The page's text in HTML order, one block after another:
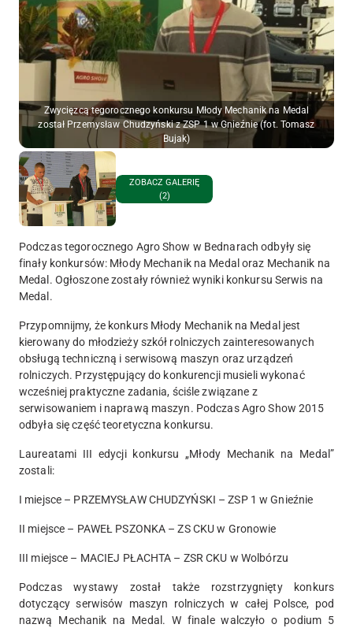
Zwycięzcą tegorocznego konkursu Młody Mechanik na Medal
został Przemysław Chudzyński z ZSP 1 w Gnieźnie (fot. Tomasz
Bujak)
ZOBACZ GALERIĘ
(2)
Podczas tegorocznego Agro Show w Bednarach odbyły się
finały konkursów: Młody Mechanik na Medal oraz Mechanik na
Medal. Ogłoszone zostały również wyniki konkursu Serwis na
Medal.
Przypomnijmy, że konkurs Młody Mechanik na Medal jest
kierowany do młodzieży szkół rolniczych zainteresowanych
obsługą techniczną i serwisową maszyn oraz urządzeń
rolniczych. Przystępujący do konkurencji musieli wykonać
wcześniej praktyczne zadania, ściśle związane z
serwisowaniem i naprawą maszyn. Podczas Agro Show 2015
odbyła się część teoretyczna konkursu.
Laureatami III edycji konkursu „Młody Mechanik na Medal”
zostali:
I miejsce – PRZEMYSŁAW CHUDZYŃSKI – ZSP 1 w Gnieźnie
II miejsce – PAWEŁ PSZONKA – ZS CKU w Gronowie
III miejsce – MACIEJ PŁACHTA – ZSR CKU w Wolbórzu
Podczas wystawy został także rozstrzygnięty konkurs
dotyczący serwisów maszyn rolniczych w całej Polsce, pod
nazwą Mechanik na Medal. W finale walczyło o podium 5